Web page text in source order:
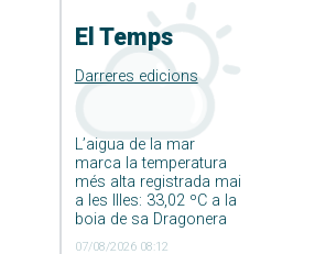
El Temps
Darreres edicions
L’aigua de la mar
marca la temperatura
més alta registrada mai
a les Illes: 33,02 ºC a la
boia de sa Dragonera
07/08/2026 08:12